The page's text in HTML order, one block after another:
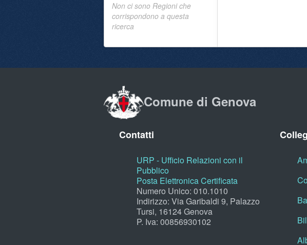
Non ci sono Regioni che
corrispondono a questa
ricerca
Comune di Genova
Contatti
URP - Ufficio Relazioni con il
Pubblico
Posta Elettronica Certificata
Numero Unico: 010.1010
Indirizzo: Via Garibaldi 9, Palazzo
Tursi, 16124 Genova
P. Iva: 00856930102